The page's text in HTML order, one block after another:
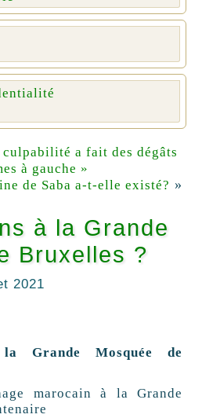
culpabilité a fait des dégâts
à gauche »
de Saba a-t-elle existé? »
à la Grande
Bruxelles ?
2021
Grande Mosquée de
marocain à la Grande